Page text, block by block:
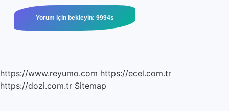
https://www.reyumo.com https://ecel.com.tr
https://dozi.com.tr Sitemap